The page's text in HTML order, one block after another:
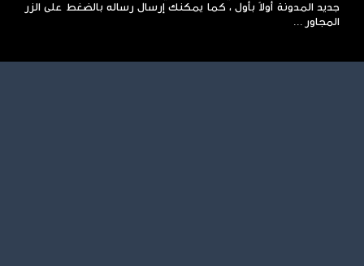
جديد المدونة أولاً بأول ، كما يمكنك إرسال رساله بالضغط على الزر
المجاور ...